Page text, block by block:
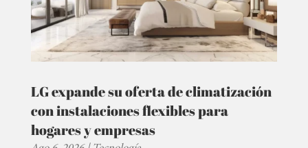
LG expande su oferta de climatización
con instalaciones flexibles para
hogares y empresas